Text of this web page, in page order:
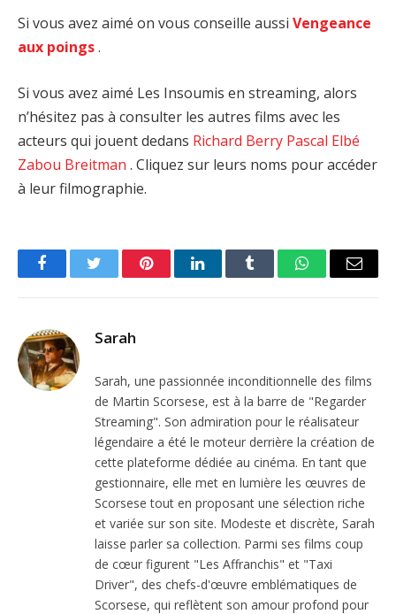
Si vous avez aimé on vous conseille aussi Vengeance
aux poings.
Si vous avez aimé Les Insoumis en streaming, alors
n’hésitez pas à consulter les autres films avec les
acteurs qui jouent dedans Richard Berry Pascal Elbé
Zabou Breitman . Cliquez sur leurs noms pour accéder
à leur filmographie.
FacebookTwitter PinterestLinkedInTumblr WhatsAppEmail
Sarah
Sarah, une passionnée inconditionnelle des films
de Martin Scorsese, est à la barre de "Regarder
Streaming". Son admiration pour le réalisateur
légendaire a été le moteur derrière la création de
cette plateforme dédiée au cinéma. En tant que
gestionnaire, elle met en lumière les œuvres de
Scorsese tout en proposant une sélection riche
et variée sur son site. Modeste et discrète, Sarah
laisse parler sa collection. Parmi ses films coup
de cœur figurent "Les Affranchis" et "Taxi
Driver", des chefs-d'œuvre emblématiques de
Scorsese, qui reflètent son amour profond pour